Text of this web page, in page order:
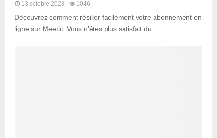
13 octobre 2023 1046
Découvrez comment résilier facilement votre abonnement en
ligne sur Meetic. Vous n’êtes plus satisfait du...